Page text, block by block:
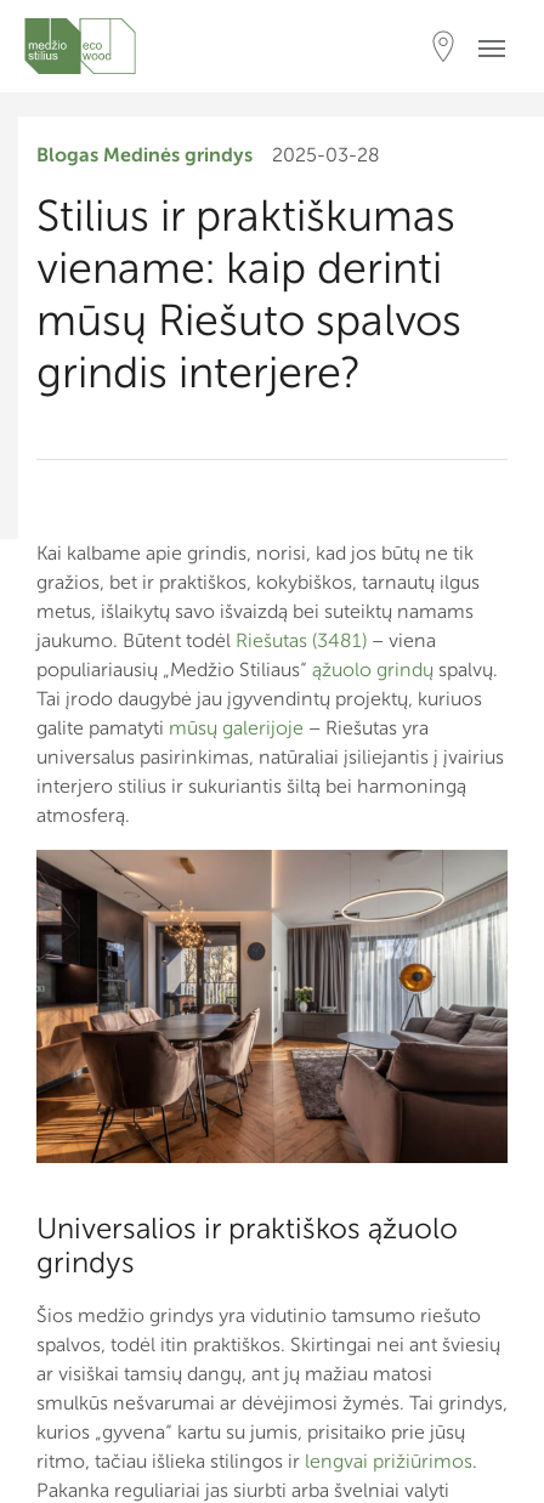
Blogas Medinės grindys 2025-03-28
Stilius ir praktiškumas
viename: kaip derinti
mūsų Riešuto spalvos
grindis interjere?
Kai kalbame apie grindis, norisi, kad jos būtų ne tik
gražios, bet ir praktiškos, kokybiškos, tarnautų ilgus
metus, išlaikytų savo išvaizdą bei suteiktų namams
jaukumo. Būtent todėl Riešutas (3481) – viena
populiariausių „Medžio Stiliaus“ ąžuolo grindų spalvų.
Tai įrodo daugybė jau įgyvendintų projektų, kuriuos
galite pamatyti mūsų galerijoje – Riešutas yra
universalus pasirinkimas, natūraliai įsiliejantis į įvairius
interjero stilius ir sukuriantis šiltą bei harmoningą
atmosferą.
Universalios ir praktiškos ąžuolo
grindys
Šios medžio grindys yra vidutinio tamsumo riešuto
spalvos, todėl itin praktiškos. Skirtingai nei ant šviesių
ar visiškai tamsių dangų, ant jų mažiau matosi
smulkūs nešvarumai ar dėvėjimosi žymės. Tai grindys,
kurios „gyvena“ kartu su jumis, prisitaiko prie jūsų
ritmo, tačiau išlieka stilingos ir lengvai prižiūrimos.
Pakanka reguliariai jas siurbti arba švelniai valyti